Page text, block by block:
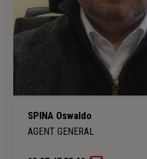
SPINA Oswaldo
AGENT GENERAL